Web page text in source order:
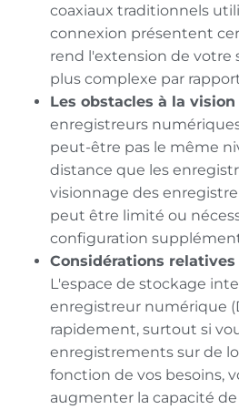
coaxiaux traditionnels
connexion présentent
rend l'extension de votre
plus complexe par
Les obstacles à la
enregistreurs
peut-être pas le même
distance que les
visionnage des
peut être limité ou
configuration
Considérations
L'espace de stockage
enregistreur numérique
rapidement, surtout si
enregistrements sur de
fonction de vos besoins,
augmenter la capacité